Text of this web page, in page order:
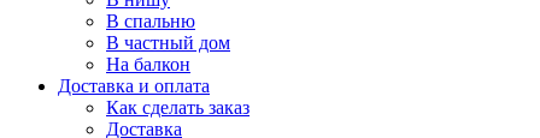
В спальню
В частный дом
На балкон
Доставка и оплата
Как сделать заказ
Доставка